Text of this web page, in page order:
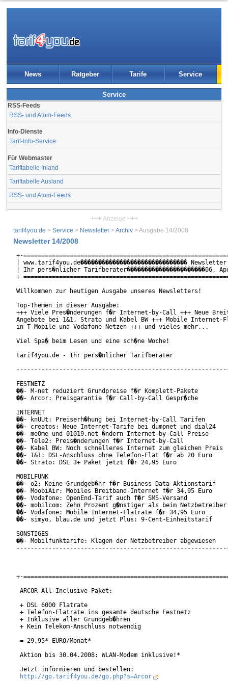
News Ratgeber Tarife Service
Service
RSS-Feeds
RSS- und Atom-Feeds
Info-Dienste
Tarif-Info-Service
Für Webmaster
Tariftabelle Inland
Tariftabelle Ausland
RSS- und Atom-Feeds
+++ Anzeige +++
tarif4you.de > Service > Newsletter >Archiv > Ausgabe 14/2008
Newsletter 14/2008
+-
| www.tarif4you.de������������������������������
| Ihr pers�nlicher Tarifberater����������������������06.
+-
Willkommen zur heutigen Ausgabe unseres Newsletters!
Top-Themen in dieser Ausgabe:
+++ Viele Pres�nderungen f�r Internet-by-Call +++ Neue
Angebote bei 1&1, Strato und Kabel BW +++ Mobile Internet-
in T-Mobile und Vodafone-Netzen +++ und vieles mehr...
Viel Spa� beim Lesen und eine sch�ne Woche!
tarif4you.de - Ihr pers�nlicher Tarifberater
FESTNETZ
��- M-net reduziert Grundpreise f�r Komplett-Pakete
��- Arcor: Preisgarantie f�r Call-by-Call Gespr�che
INTERNET
��- knUUt: Preiserh�hung bei Internet-by-Call Tarifen
��- creatos: Neue Internet-Tarife bei dumpnet und dial24
��- meOme und 01019.net �ndern Internet-by-Call Preise
��- Tele2: Preis�nderungen f�r Internet-by-Call
��- Kabel BW: Noch schnelleres Internet zum gleichen Preis
��- 1&1: DSL-Anschluss ohne Telefon-Flat f�r ab 20 Euro
��- Strato: DSL 3+ Paket jetzt f�r 24,95 Euro
MOBILFUNK
��- o2: Keine Grundgeb�hr f�r Business-Data-Aktionstarif
��- MoobiAir: Mobiles Breitband-Internet f�r 34,95 Euro
��- Vodafone: OpenEnd-Tarif auch f�r SMS-Versand
��- mobilcom: Zehn Prozent g�nstiger als beim Netzbetreiber
��- Vodafone: Mobile Internet-Flatrate f�r 34,95 Euro
��- simyo, blau.de und jetzt Plus: 9-Cent-Einheitstarif
SONSTIGES
��- Mobilfunktarife: Klagen der Netzbetreiber abgewiesen
+-
ARCOR All-Inclusive-Paket:
+ DSL 6000 Flatrate
+ Telefon-Flatrate ins gesamte deutsche Festnetz
+ Inklusive aller Grundgeb�hren
+ Kein Telekom-Anschluss notwendig
= 29,95* EURO/Monat*
Aktion bis 30.04.2008: WLAN-Modem inklusive!*
Jetzt informieren und bestellen:
http://go.tarif4you.de/go.php?s=Arcor